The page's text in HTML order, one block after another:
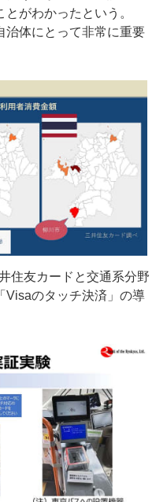
がわかったという。
治体にとって非常に重要
住友カードと交通系分野
Visaのタッチ決済」の導